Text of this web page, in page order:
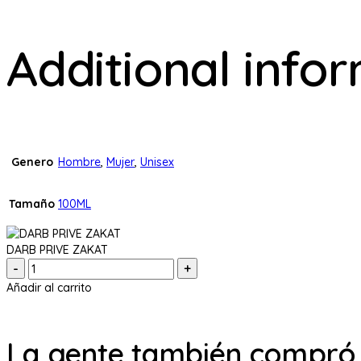
Additional
Genero Hombre, Mujer, Unisex
Tamaño 100ML
DARB PRIVE ZAKAT
Cantidad:
Añadir al carrito
La gente también compró